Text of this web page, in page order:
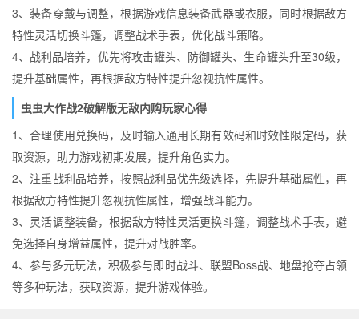
3、装备穿戴与调整，根据游戏信息装备武器或衣服，同时根据敌方
特性灵活切换斗篷，调整战术手表，优化战斗策略。​
4、战利品培养，优先将攻击罐头、防御罐头、生命罐头升至30级，
提升基础属性，再根据敌方特性提升忽视抗性属性。​
虫虫大作战2破解版无敌内购玩家心得​
1、合理使用兑换码，及时输入通用长期有效码和时效性限定码，获
取资源，助力游戏初期发展，提升角色实力。​
2、注重战利品培养，按照战利品优先级选择，先提升基础属性，再
根据敌方特性提升忽视抗性属性，增强战斗能力。​
3、灵活调整装备，根据敌方特性灵活更换斗篷，调整战术手表，避
免选择自身增益属性，提升对战胜率。​
4、参与多元玩法，积极参与即时战斗、联盟Boss战、地盘抢夺占领
等多种玩法，获取资源，提升游戏体验。